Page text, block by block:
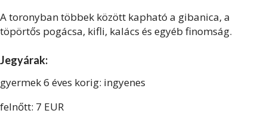
A toronyban többek között kapható a gibanica, a
töpörtős pogácsa, kifli, kalács és egyéb finomság.
Jegyárak:
gyermek 6 éves korig: ingyenes
felnőtt: 7 EUR